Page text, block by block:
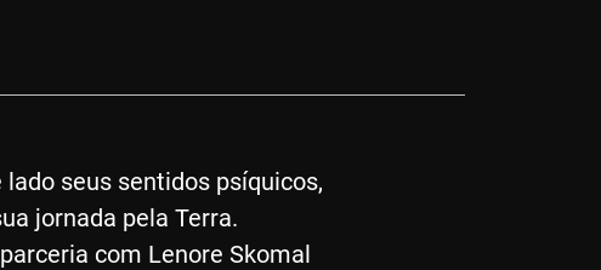
seus sentidos psíquicos,
jornada pela Terra.
com Lenore Skomal